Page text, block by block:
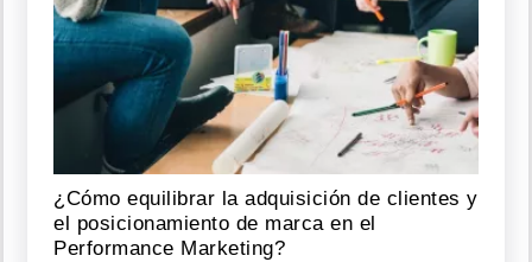
¿Cómo equilibrar la adquisición de clientes y
el posicionamiento de marca en el
Performance Marketing?